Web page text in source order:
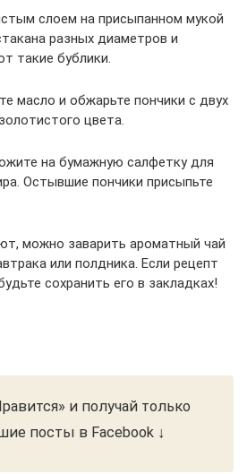
слоем на присыпанном мукой
разных диаметров и
такие бублики.
масло и обжарьте пончики с двух
цвета.
на бумажную салфетку для
Остывшие пончики присыпьте
можно заварить ароматный чай
или полдника. Если рецепт
сохранить его в закладках!
и получай только
посты в Facebook ↓